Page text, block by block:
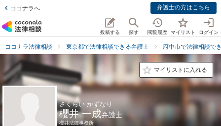
ココナラへ 弁護士の方はこちら
投稿する 探す 閲覧履歴 マイリスト ログイン
ココナラ法律相談 東京都で法律相談できる弁護士 府中市で法律相談で
マイリストに入れる
さくらい かずなり
櫻井 一成弁護士
櫻井法律事務所